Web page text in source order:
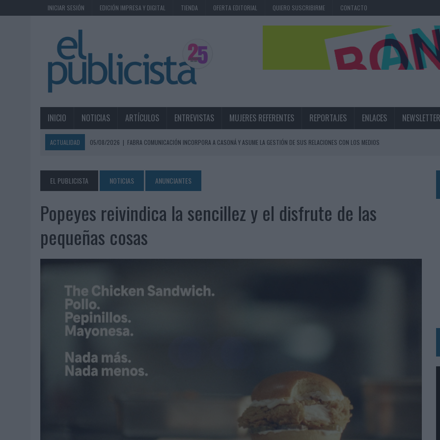
INICIAR SESIÓN EDICIÓN IMPRESA Y DIGITAL TIENDA OFERTA EDITORIAL QUIERO SUSCRIBIRME CONTACTO
INICIO NOTICIAS ARTÍCULOS ENTREVISTAS MUJERES REFERENTES REPORTAJES ENLACES NEWSLETTER
ACTUALIDAD 05/08/2026 | FABRA COMUNICACIÓN INCORPORA A CASONÁ Y ASUME LA GESTIÓN DE SUS RELACIONES CON LOS MEDIOS
MONEDA”
‘EL PARAÍSO MÁS CERCA’, DE 22GRADOS PARA LOPESAN HOTELS & RESORTS
04/08/2026 |
‘LA ÚNICA CERVEZA DEL MUNDO QUE SE DISFRUTA DOS VECES’, DE INUSUALY PARA CERVEZA CAPAZ
04/08/2026
‘EL FÚTBOL SIN LAS PERSONAS’, DE DENTSU CREATIVE PARA ORANGE
04/08/2026 |
AUDIBLE REIVINDICA EL PODER TRANSFORMADOR DEL AUDIO EN SU NUEVA CAMPAÑA GLOBAL DE MARCA
03/08/2026
‘VUELVE EL FÚTBOL. VUELVE A SOÑAR’, DE VML PARA MOVISTAR
03/08/2026 | MOVISTAR APELA A LA ILUSIÓN DE LAS AFICIONES PARA EL REGRESO DEL FÚTBOL
03/08/2026 | EL REAL BETIS INVITA A LOS AFICIONADOS A DISEÑAR SU PRÓXIMA CAMISETA FOREVER GREEN
03/08/2026 | KFC CONVIERTE LOS UBER EN UN HOMENAJE AL UNIVERSO DE 'LOS SIMPSON'
03/08/2026 | BACK MARKET PONE A LA MADRE DE SU FUNDADOR COMO AVAL DE SU CALIDAD
PRESENTADO EL JURADO DE LOS PREMIOS DE MARKETING Y COMUNICACIÓN EN EL SECTOR ASEGURADOR 2026
MAKING SCIENCE AUMENTA UN 12,8% SUS VENTAS EN EL PRIMER SEMESTRE HASTA LOS 196 MILLONES DE EUROS
WPP MEDIA SUMA A SU EQUIPO A JUAN ANTONIO ORTIZ COMO MEDIA MANAGEMENT & DELIVERY PRESIDENT
EL PUBLICISTA NOTICIAS ANUNCIANTES
Popeyes reivindica la sencillez y el disfrute de las
pequeñas cosas